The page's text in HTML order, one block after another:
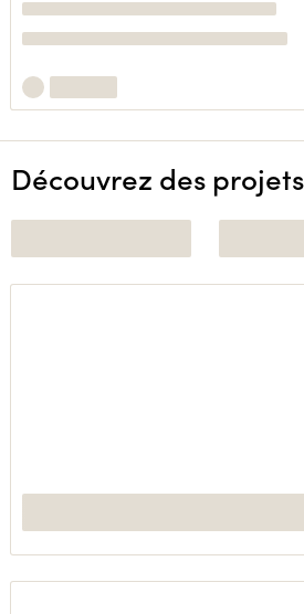
Découvrez des